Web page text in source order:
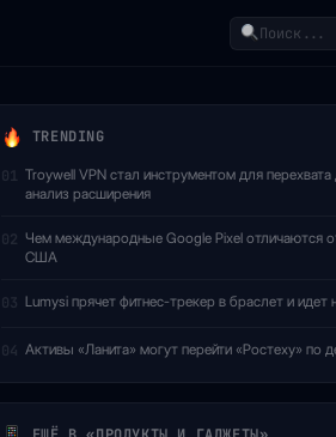
Поиск
TRENDING
01 Troywell VPN стал инструментом для
анализ расширения
02 Чем международные Google Pixel отличаются
США
03 Lumysi прячет фитнес-трекер в браслет и идет
04 Активы «Ланита» могут перейти «Ростеху» по